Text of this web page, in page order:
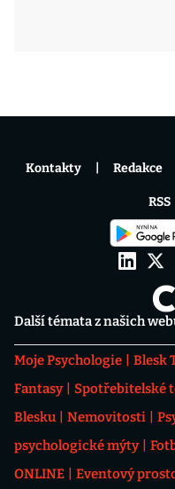
Další témata z našich
Moje Psychologie Blesk
Fantasy
Spotřebitelské
Blesku
Nemovitosti
psychologické mýty
ONLINE
Eventový
Kontakty Redakce
RSS